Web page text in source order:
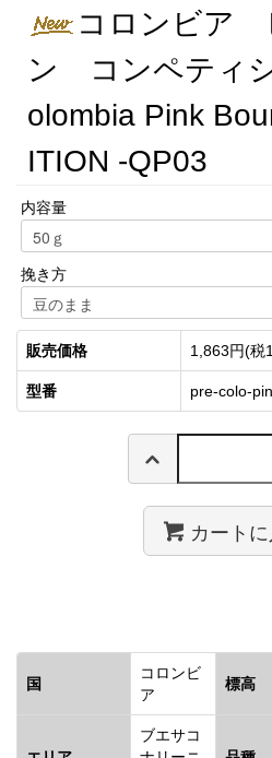
コロンビア
ン コンペティ
olombia Pink
ITION -QP03
内容量
挽き方
販売価格 1,863円(税
型番 pre-colo-
カート
国
コロンビ
ア
標高
ブエサコ